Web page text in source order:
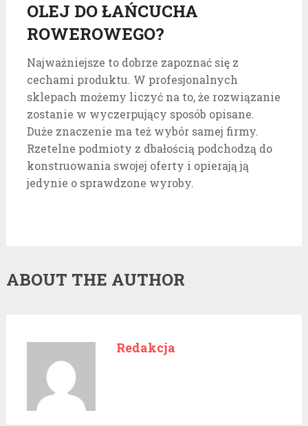
OLEJ DO ŁAŃCUCHA
ROWEROWEGO?
Najważniejsze to dobrze zapoznać się z
cechami produktu. W profesjonalnych
sklepach możemy liczyć na to, że rozwiązanie
zostanie w wyczerpujący sposób opisane.
Duże znaczenie ma też wybór samej firmy.
Rzetelne podmioty z dbałością podchodzą do
konstruowania swojej oferty i opierają ją
jedynie o sprawdzone wyroby.
ABOUT THE AUTHOR
Redakcja